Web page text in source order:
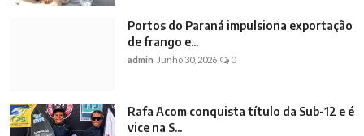
Portos do Paraná impulsiona exportação
de frango e...
admin Junho 30, 2026 0
Rafa Acom conquista título da Sub-12 e é
vice na S...